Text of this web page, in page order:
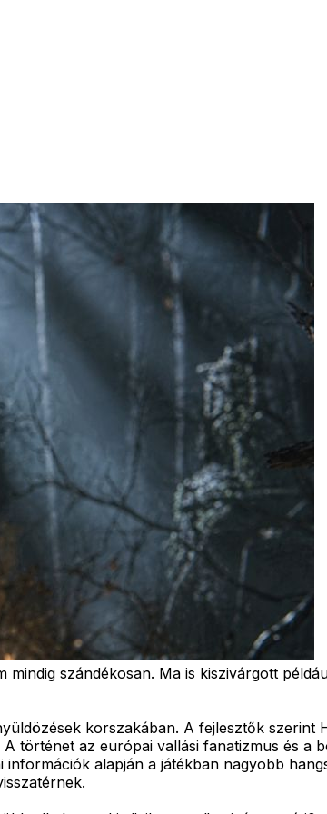
szándékosan. Ma is kiszivárgott
korszakában. A fejlesztők
történet az európai vallási fanatizmus és a
alapján a játékban nagyobb